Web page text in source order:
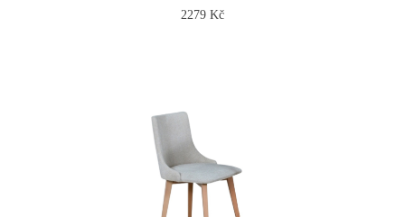
2279 Kč